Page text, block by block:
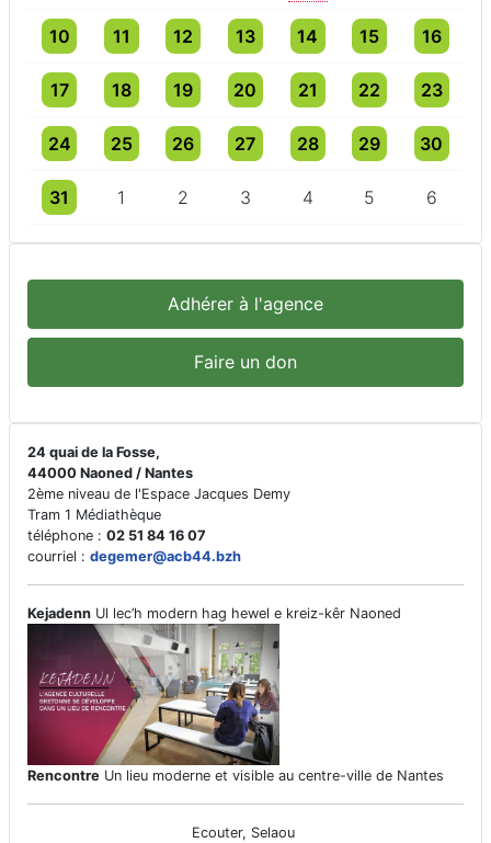
10
Un évènement
11
3 évènements
12
4 évènements
13
3 évènements
14
4 évènements
15
4 évènements
16
4
17
Un évènement
18
3 évènements
19
3 évènements
20
4 évènements
21
5 évènements
22
5 évènements
23
5
24
Un évènement
25
3 évènements
26
3 évènements
27
3 évènements
28
3 évènements
29
4 évènements
30
3
31
Un évènement
1
3 évènements
2
3 évènements
3
3 évènements
4
3 évènements
5
3 évènements
6
3
Adhérer à l'agence
Faire un don
24 quai de la Fosse,
44000 Naoned / Nantes
2ème niveau de l'Espace Jacques Demy
Tram 1 Médiathèque
téléphone : 02 51 84 16 07
courriel : degemer@acb44.bzh
Kejadenn Ul lec’h modern hag hewel e kreiz-kêr Naoned
Rencontre Un lieu moderne et visible au centre-ville de Nantes
Ecouter, Selaou